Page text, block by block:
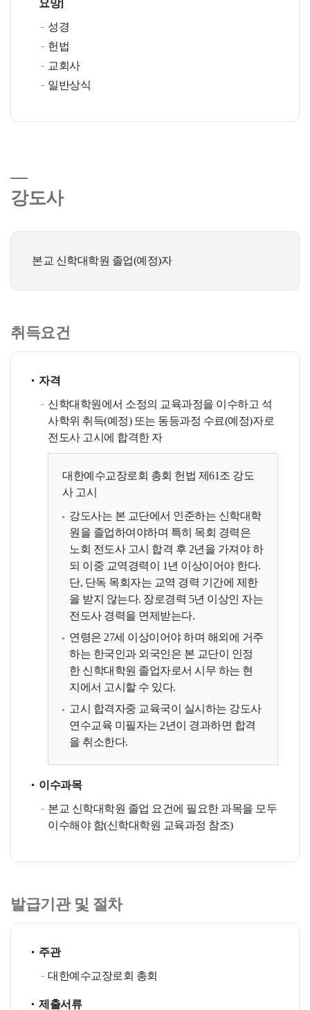
요망]
성경
헌법
교회사
일반상식
강도사
본교 신학대학원 졸업(예정)자
취득요건
자격
신학대학원에서 소정의 교육과정을 이수하고 석
사학위 취득(예정) 또는 동등과정 수료(예정)자로
전도사 고시에 합격한 자
대한예수교장로회 총회 헌법 제61조 강도
사 고시
강도사는 본 교단에서 인준하는 신학대학
원을 졸업하여야하며 특히 목회 경력은
노회 전도사 고시 합격 후 2년을 가져야 하
되 이중 교역경력이 1년 이상이어야 한다.
단, 단독 목회자는 교역 경력 기간에 제한
을 받지 않는다. 장로경력 5년 이상인 자는
전도사 경력을 면제받는다.
연령은 27세 이상이어야 하며 해외에 거주
하는 한국인과 외국인은 본 교단이 인정
한 신학대학원 졸업자로서 시무 하는 현
지에서 고시할 수 있다.
고시 합격자중 교육국이 실시하는 강도사
연수교육 미필자는 2년이 경과하면 합격
을 취소한다.
이수과목
본교 신학대학원 졸업 요건에 필요한 과목을 모두
이수해야 함(신학대학원 교육과정 참조)
발급기관 및 절차
주관
대한예수교장로회 총회
제출서류